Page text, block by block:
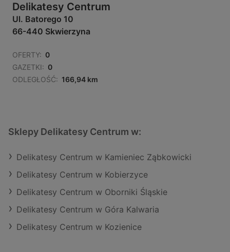
Delikatesy Centrum
Ul. Batorego 10
66-440 Skwierzyna
OFERTY: 0
GAZETKI: 0
ODLEGŁOŚĆ: 166,94 km
Sklepy Delikatesy Centrum w:
Delikatesy Centrum w Kamieniec Ząbkowicki
Delikatesy Centrum w Kobierzyce
Delikatesy Centrum w Oborniki Śląskie
Delikatesy Centrum w Góra Kalwaria
Delikatesy Centrum w Kozienice